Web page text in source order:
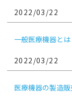
2022/03/22
一般医療機器と
2022/03/22
医療機器の製造